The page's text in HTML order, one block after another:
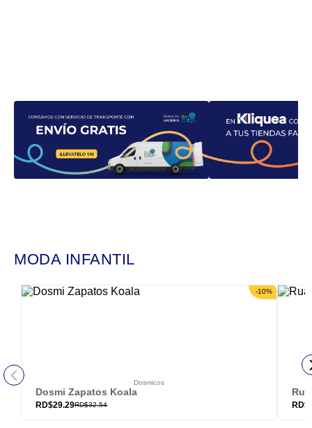
MODA INFANTIL
-10%
Dosmicos
Dosmi Zapatos Koala
RD$29.29RD$32.54 RD$